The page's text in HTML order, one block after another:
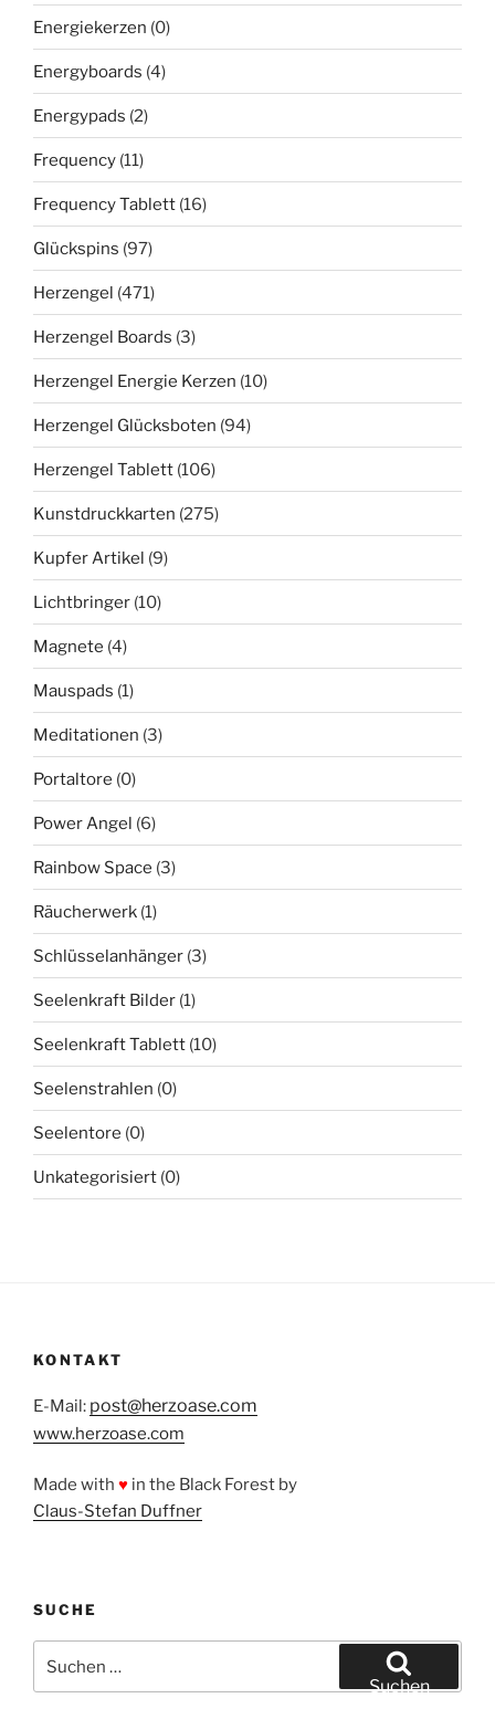
Energiekerzen (0)
Energyboards (4)
Energypads (2)
Frequency (11)
Frequency Tablett (16)
Glückspins (97)
Herzengel (471)
Herzengel Boards (3)
Herzengel Energie Kerzen (10)
Herzengel Glücksboten (94)
Herzengel Tablett (106)
Kunstdruckkarten (275)
Kupfer Artikel (9)
Lichtbringer (10)
Magnete (4)
Mauspads (1)
Meditationen (3)
Portaltore (0)
Power Angel (6)
Rainbow Space (3)
Räucherwerk (1)
Schlüsselanhänger (3)
Seelenkraft Bilder (1)
Seelenkraft Tablett (10)
Seelenstrahlen (0)
Seelentore (0)
Unkategorisiert (0)
KONTAKT
E-Mail: post@herzoase.com
www.herzoase.com
Made with ♥ in the Black Forest by
Claus-Stefan Duffner
SUCHE
nach:
Suchen